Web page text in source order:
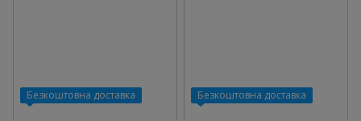
Безкоштовна доставка Безкоштовна доставка